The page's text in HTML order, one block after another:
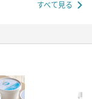
すべて見る